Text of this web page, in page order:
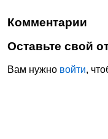
Комментарии
Оставьте свой
Вам нужно войти,